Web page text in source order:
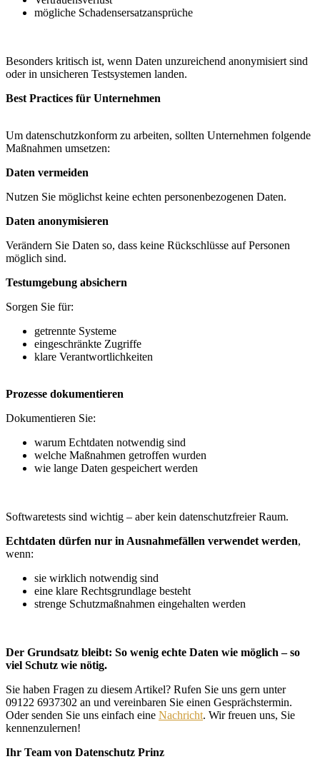
mögliche Schadensersatzansprüche
Besonders kritisch ist, wenn Daten unzureichend anonymisiert sind
oder in unsicheren Testsystemen landen.
Best Practices für Unternehmen
Um datenschutzkonform zu arbeiten, sollten Unternehmen folgende
Maßnahmen umsetzen:
Daten vermeiden
Nutzen Sie möglichst keine echten personenbezogenen Daten.
Daten anonymisieren
Verändern Sie Daten so, dass keine Rückschlüsse auf Personen
möglich sind.
Testumgebung absichern
Sorgen Sie für:
getrennte Systeme
eingeschränkte Zugriffe
klare Verantwortlichkeiten
Prozesse dokumentieren
Dokumentieren Sie:
warum Echtdaten notwendig sind
welche Maßnahmen getroffen wurden
wie lange Daten gespeichert werden
Softwaretests sind wichtig – aber kein datenschutzfreier Raum.
Echtdaten dürfen nur in Ausnahmefällen verwendet werden,
wenn:
sie wirklich notwendig sind
eine klare Rechtsgrundlage besteht
strenge Schutzmaßnahmen eingehalten werden
Der Grundsatz bleibt: So wenig echte Daten wie möglich – so
viel Schutz wie nötig.
Sie haben Fragen zu diesem Artikel? Rufen Sie uns gern unter
09122 6937302 an und vereinbaren Sie einen Gesprächstermin.
Oder senden Sie uns einfach eine Nachricht. Wir freuen uns, Sie
kennenzulernen!
Ihr Team von Datenschutz Prinz